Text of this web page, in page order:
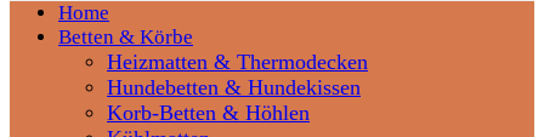
Home
Betten & Körbe
Heizmatten & Thermodecken
Hundebetten & Hundekissen
Korb-Betten & Höhlen